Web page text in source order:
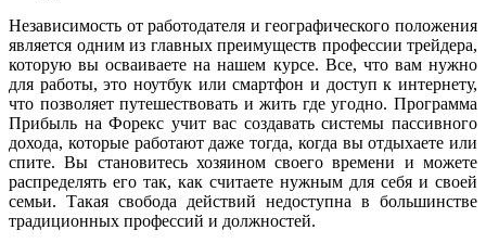
Независимость от работодателя и географического положения
является одним из главных преимуществ профессии трейдера,
которую вы осваиваете на нашем курсе. Все, что вам нужно
для работы, это ноутбук или смартфон и доступ к интернету,
что позволяет путешествовать и жить где угодно. Программа
Прибыль на Форекс учит вас создавать системы пассивного
дохода, которые работают даже тогда, когда вы отдыхаете или
спите. Вы становитесь хозяином своего времени и можете
распределять его так, как считаете нужным для себя и своей
семьи. Такая свобода действий недоступна в большинстве
традиционных профессий и должностей.